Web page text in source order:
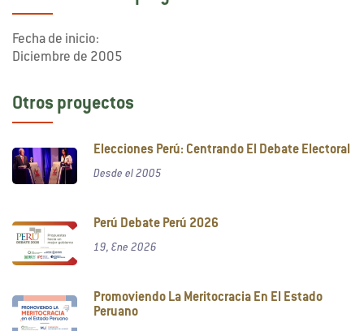
Fecha de inicio:
Diciembre de 2005
Otros proyectos
Elecciones Perú: Centrando El Debate Electoral
Desde el 2005
Perú Debate Perú 2026
19, Ene 2026
Promoviendo La Meritocracia En El Estado
Peruano